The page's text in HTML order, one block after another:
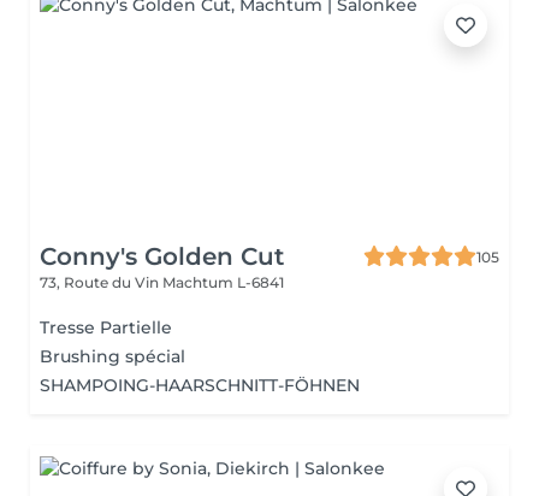
Conny's Golden Cut
105
73, Route du Vin Machtum L-6841
Tresse Partielle
Brushing spécial
SHAMPOING-HAARSCHNITT-FÖHNEN